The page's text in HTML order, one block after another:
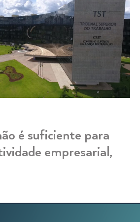
é suficiente para
empresarial,